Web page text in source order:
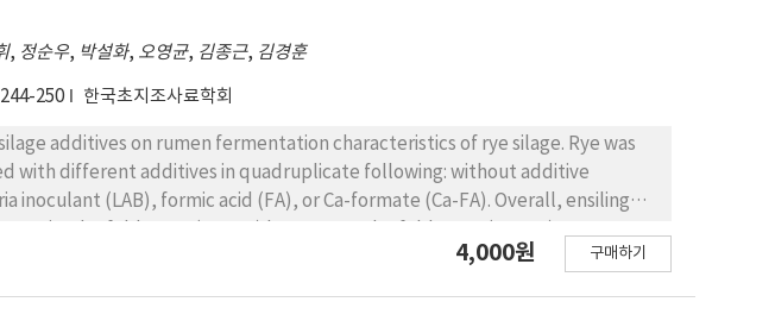
, 정순우, 박설화, 오영균, 김종근, 김경훈
250 한국초지조사료학회
additives on rumen fermentation characteristics of rye silage. Rye was
with different additives in quadruplicate following: without additive
(LAB), formic acid (FA), or Ca-formate (Ca-FA). Overall, ensiling
of control and LAB silages. Cows fed LAB silage showed a diurnal trend
4,000원 구매하기